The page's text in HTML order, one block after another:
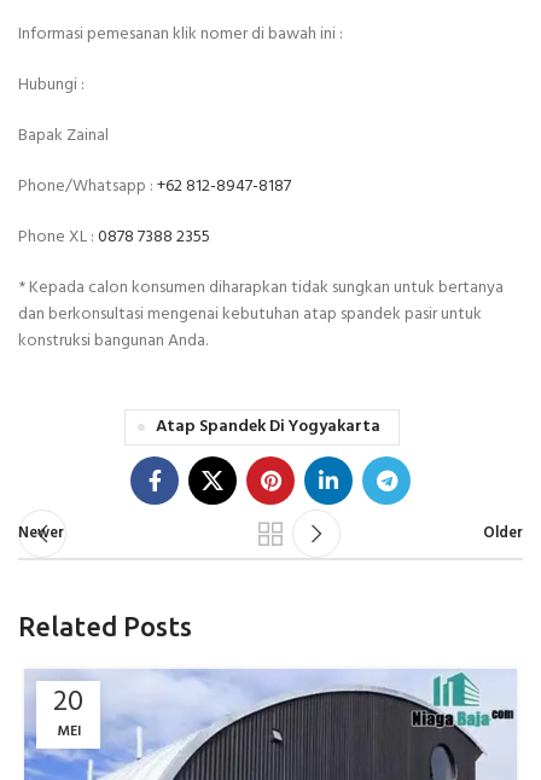
Informasi pemesanan klik nomer di bawah ini :
Hubungi :
Bapak Zainal
Phone/Whatsapp :+62 812-8947-8187
Phone XL :0878 7388 2355
* Kepada calon konsumen diharapkan tidak sungkan untuk bertanya
dan berkonsultasi mengenai kebutuhan atap spandek pasir untuk
konstruksi bangunan Anda.
Atap Spandek Di Yogyakarta
Newer Older
Related Posts
20
MEI